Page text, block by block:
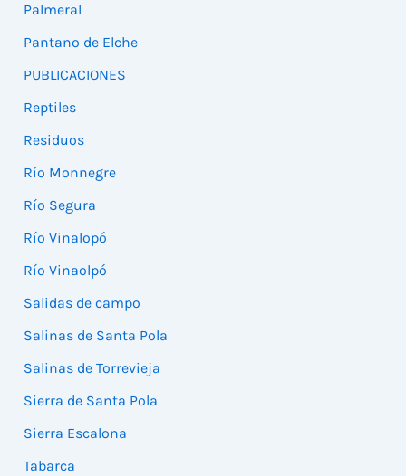
Palmeral
Pantano de Elche
PUBLICACIONES
Reptiles
Residuos
Río Monnegre
Río Segura
Río Vinalopó
Río Vinaolpó
Salidas de campo
Salinas de Santa Pola
Salinas de Torrevieja
Sierra de Santa Pola
Sierra Escalona
Tabarca